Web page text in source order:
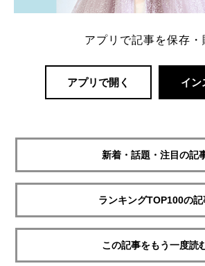
アプリで記事を保存・
アプリで開く イン
新着・話題・注目の記
ランキングTOP100の記
この記事をもう一度読